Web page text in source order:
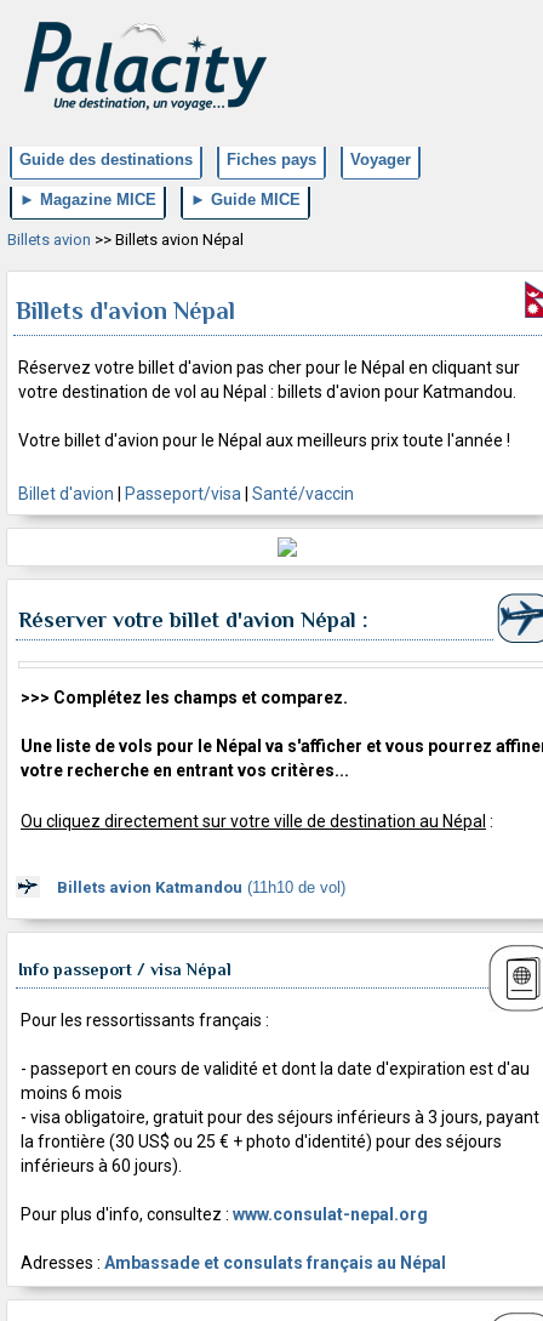
Guide des destinations Fiches pays Voyager
► Magazine MICE ► Guide MICE
Billets avion >> Billets avion Népal
Billets d'avion Népal
Réservez votre billet d'avion pas cher pour le Népal en cliquant sur
votre destination de vol au Népal : billets d'avion pour Katmandou.
Votre billet d'avion pour le Népal aux meilleurs prix toute l'année !
Billet d'avion Passeport/visa Santé/vaccin
Réserver votre billet d'avion Népal :
>>> Complétez les champs et comparez.
Une liste de vols pour le Népal va s'afficher et vous pourrez
votre recherche en entrant vos critères...
Ou cliquez directement sur votre ville de destination au Népal :
Billets avion Katmandou (11h10 de vol)
Info passeport / visa Népal
Pour les ressortissants français :
- passeport en cours de validité et dont la date d'expiration est d'au
moins 6 mois
- visa obligatoire, gratuit pour des séjours inférieurs à 3 jours, payant
la frontière (30 US$ ou 25 € + photo d'identité) pour des séjours
inférieurs à 60 jours).
Pour plus d'info, consultez : www.consulat-nepal.org
Adresses : Ambassade et consulats français au Népal